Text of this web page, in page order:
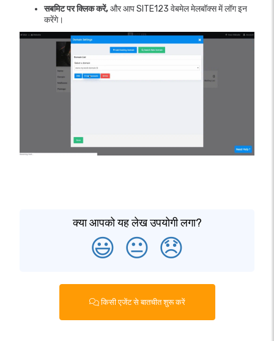
सबमिट पर क्लिक करें,और आप SITE123 वेबमेल मेलबॉक्स में लॉग इन
करेंगे।
क्या आपको यह लेख उपयोगी लगा?
😃 😐 😞
किसी एजेंट से बातचीत शुरू करें